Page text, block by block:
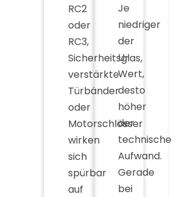
RC2
oder
RC3,
Sicherheitsglas,
verstärkte
Türbänder
oder
Motorschlösser
wirken
sich
spürbar
auf
Je
niedriger
der
U-
Wert,
desto
höher
der
technische
Aufwand.
Gerade
bei